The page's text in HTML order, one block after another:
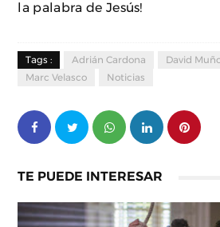
la palabra de Jesús!
Tags : Adrián Cardona David
Marc Velasco
Noticias
TE PUEDE INTERESAR